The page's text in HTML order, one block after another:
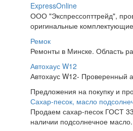
ExpressOnline
ООО "Экспрессопттрейд",
оригинальные
Ремок
Ремонты в Минске. Область
Автохаус W12
Автохаус W12- Проверенный
Предложения на покупку и
Сахар-песок, масло
Продаем сахар-песок ГОСТ
наличии подсолнечное